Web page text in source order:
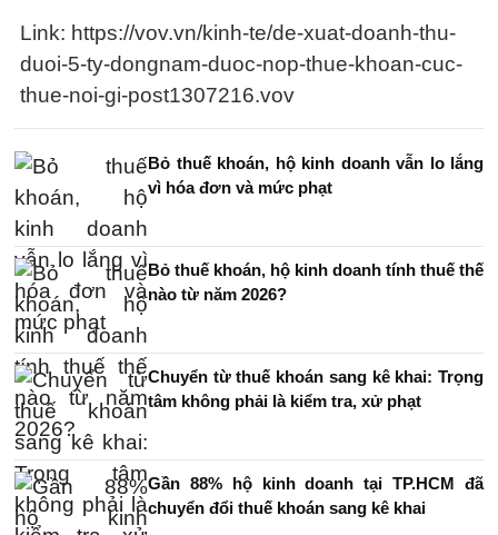
Link: https://vov.vn/kinh-te/de-xuat-doanh-thu-
duoi-5-ty-dongnam-duoc-nop-thue-khoan-cuc-
thue-noi-gi-post1307216.vov
Bỏ thuế khoán, hộ kinh doanh vẫn lo lắng
vì hóa đơn và mức phạt
Bỏ thuế khoán, hộ kinh doanh tính thuế thế
nào từ năm 2026?
Chuyển từ thuế khoán sang kê khai: Trọng
tâm không phải là kiểm tra, xử phạt
Gần 88% hộ kinh doanh tại TP.HCM đã
chuyển đổi thuế khoán sang kê khai